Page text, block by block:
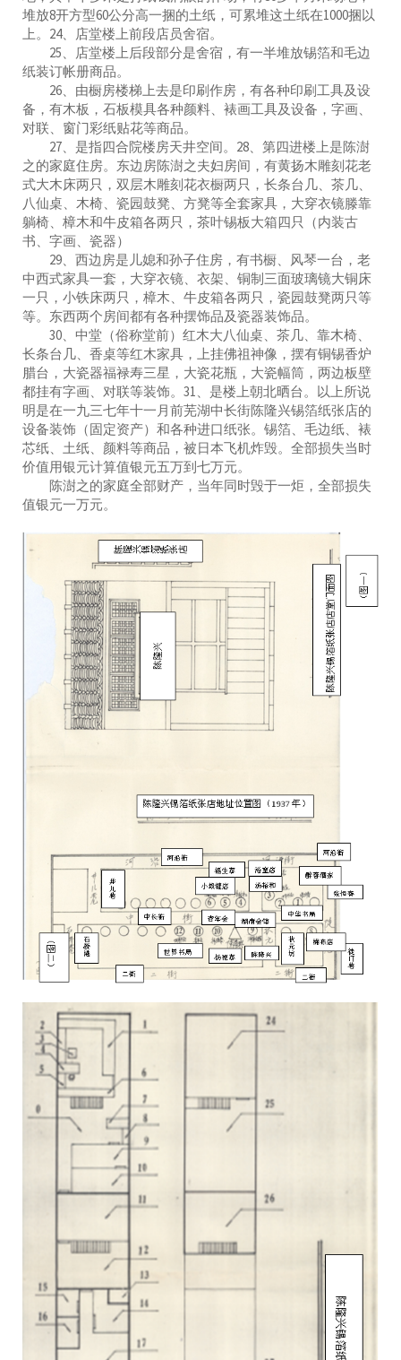
堆放8开方型60公分高一捆的土纸，可累堆这土纸在1000捆以
上。24、店堂楼上前段店员舍宿。
25、店堂楼上后段部分是舍宿，有一半堆放锡箔和毛边
纸装订帐册商品。
26、由橱房楼梯上去是印刷作房，有各种印刷工具及设
备，有木板，石板模具各种颜料、裱画工具及设备，字画、
对联、窗门彩纸贴花等商品。
27、是指四合院楼房天井空间。28、第四进楼上是陈澍
之的家庭住房。东边房陈澍之夫妇房间，有黄扬木雕刻花老
式大木床两只，双层木雕刻花衣橱两只，长条台几、茶几、
八仙桌、木椅、瓷园鼓凳、方凳等全套家具，大穿衣镜滕靠
躺椅、樟木和牛皮箱各两只，茶叶锡板大箱四只（内装古
书、字画、瓷器）
29、西边房是儿媳和孙子住房，有书橱、风琴一台，老
中西式家具一套，大穿衣镜、衣架、铜制三面玻璃镜大铜床
一只，小铁床两只，樟木、牛皮箱各两只，瓷园鼓凳两只等
等。东西两个房间都有各种摆饰品及瓷器装饰品。
30、中堂（俗称堂前）红木大八仙桌、茶几、靠木椅、
长条台几、香桌等红木家具，上挂佛祖神像，摆有铜锡香炉
腊台，大瓷器福禄寿三星，大瓷花瓶，大瓷幅筒，两边板壁
都挂有字画、对联等装饰。31、是楼上朝北晒台。以上所说
明是在一九三七年十一月前芜湖中长街陈隆兴锡箔纸张店的
设备装饰（固定资产）和各种进口纸张。锡箔、毛边纸、裱
芯纸、土纸、颜料等商品，被日本飞机炸毁。全部损失当时
价值用银元计算值银元五万到七万元。
陈澍之的家庭全部财产，当年同时毁于一炬，全部损失
值银元一万元。